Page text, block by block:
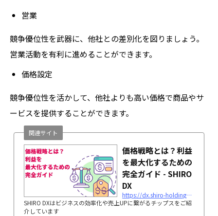
営業
競争優位性を武器に、他社との差別化を図りましょう。
営業活動を有利に進めることができます。
価格設定
競争優位性を活かして、他社よりも高い価格で商品やサ
ービスを提供することができます。
価格戦略とは？利益
を最大化するための
完全ガイド - SHIRO
DX
https://dx.shiro-holdings.co.jp/p2115/
SHIRO DXはビジネスの効率化や売上UPに繋がるチップスをご紹
介しています
関連サイト